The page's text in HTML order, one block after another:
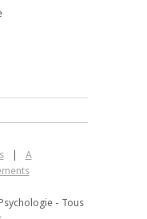
A
- Tous